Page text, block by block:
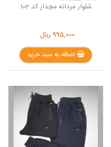
شلوار مردانه مچدار کد 102
995,000 ریال
اضافه به سبد خرید